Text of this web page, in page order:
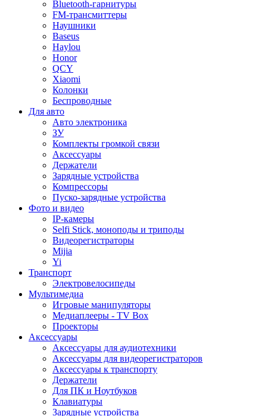
Bluetooth-гарнитуры
FM-трансмиттеры
Наушники
Baseus
Haylou
Honor
QCY
Xiaomi
Колонки
Беспроводные
Для авто
Авто электроника
ЗУ
Комплекты громкой связи
Аксессуары
Держатели
Зарядные устройства
Компрессоры
Пуско-зарядные устройства
Фото и видео
IP-камеры
Selfi Stick, моноподы и триподы
Видеорегистраторы
Mijia
Yi
Транспорт
Электровелосипеды
Мультимедиа
Игровые манипуляторы
Медиаплееры - TV Box
Проекторы
Аксессуары
Аксессуары для аудиотехники
Аксессуары для видеорегистраторов
Аксессуары к транспорту
Держатели
Для ПК и Ноутбуков
Клавиатуры
Зарядные устройства